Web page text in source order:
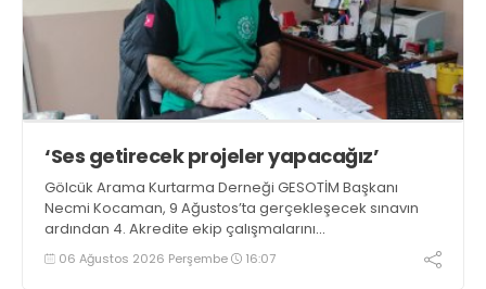
‘Ses getirecek projeler yapacağız’
Gölcük Arama Kurtarma Derneği GESOTİM Başkanı
Necmi Kocaman, 9 Ağustos’ta gerçekleşecek sınavın
ardından 4. Akredite ekip çalışmalarını
tamamlayacaklarını ifade ederek açıklamalarda
bulundu. Kocaman, “Gölcük’te ve Kocaeli genelinde ses
06 Ağustos 2026 Perşembe 16:07